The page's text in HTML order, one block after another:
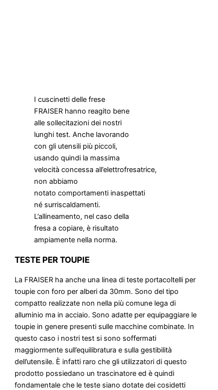
I cuscinetti delle frese
FRAISER hanno reagito bene
alle sollecitazioni dei nostri
lunghi test. Anche lavorando
con gli utensili più piccoli,
usando quindi la massima
velocità concessa all’elettrofresatrice,
non abbiamo
notato comportamenti inaspettati
né surriscaldamenti.
L’allineamento, nel caso della
fresa a copiare, è risultato
ampiamente nella norma.
TESTE PER TOUPIE
La FRAISER ha anche una linea di teste portacoltelli per
toupie con foro per alberi da 30mm. Sono del tipo
compatto realizzate non nella più comune lega di
alluminio ma in acciaio. Sono adatte per equipaggiare le
toupie in genere presenti sulle macchine combinate. In
questo caso i nostri test si sono soffermati
maggiormente sull’equilibratura e sulla gestibilità
dell’utensile. È infatti raro che gli utilizzatori di questo
prodotto possiedano un trascinatore ed è quindi
fondamentale che le teste siano dotate dei cosidetti